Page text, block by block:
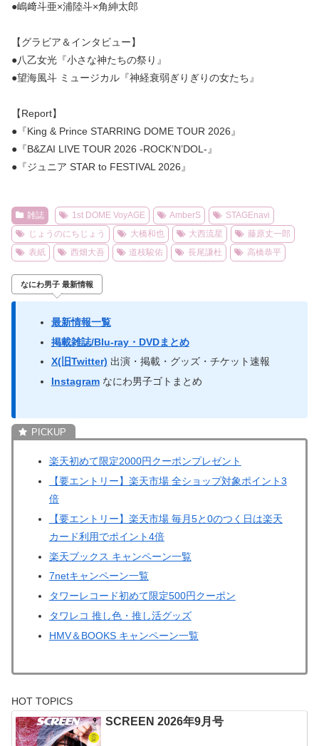
●嶋﨑斗亜×浦陸斗×角紳太郎
【グラビア＆インタビュー】
●八乙女光『小さな神たちの祭り』
●望海風斗 ミュージカル『神経衰弱ぎりぎりの女たち』
【Report】
●『King & Prince STARRING DOME TOUR 2026』
●『B&ZAI LIVE TOUR 2026 -ROCK’N’DOL-』
●『ジュニア STAR to FESTIVAL 2026』
雑誌 1st DOME VoyAGE AmberS
STAGEnavi
じょうのにちじょう
大橋和也 大西流星
藤原丈一郎
表紙
西畑大吾 道枝駿佑 長尾謙杜 高橋恭平
なにわ男子 最新情報
最新情報一覧
掲載雑誌/Blu-ray・DVDまとめ
X(旧Twitter) 出演・掲載・グッズ・チケット速報
Instagramなにわ男子ゴトまとめ
楽天初めて限定2000円クーポンプレゼント
【要エントリー】楽天市場 全ショップ対象ポイント3
倍
【要エントリー】楽天市場 毎月5と0のつく日は楽天
カード利用でポイント4倍
楽天ブックス キャンペーン一覧
7netキャンペーン一覧
タワーレコード初めて限定500円クーポン
タワレコ 推し色・推し活グッズ
HMV＆BOOKS キャンペーン一覧
HOT TOPICS
SCREEN 2026年9月号